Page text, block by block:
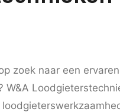
zoek naar een
W&A